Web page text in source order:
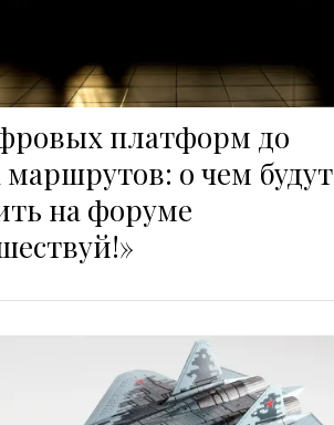
платформ до
о чем будут
на форуме